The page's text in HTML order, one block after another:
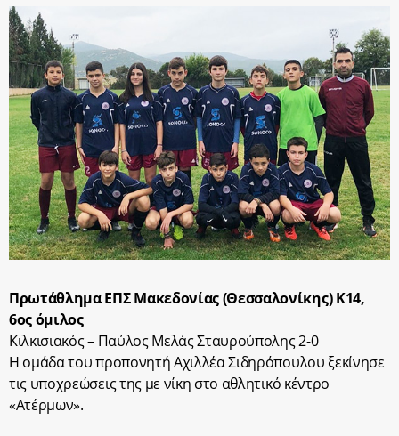
Πρωτάθλημα ΕΠΣ Μακεδονίας (Θεσσαλονίκης) Κ14,
6ος όμιλος
Κιλκισιακός – Παύλος Μελάς Σταυρούπολης 2-0
Η ομάδα του προπονητή Αχιλλέα Σιδηρόπουλου ξεκίνησε
τις υποχρεώσεις της με νίκη στο αθλητικό κέντρο
«Ατέρμων».